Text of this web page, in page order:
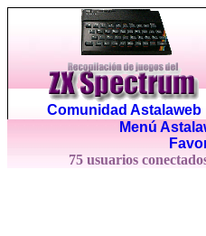
Comunidad Astalaweb
Menú
75 usuarios